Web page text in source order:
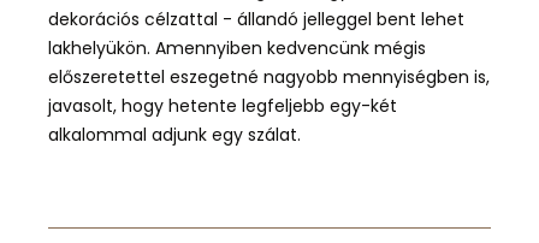
dekorációs célzattal - állandó jelleggel bent lehet
lakhelyükön. Amennyiben kedvencünk mégis
előszeretettel eszegetné nagyobb mennyiségben is,
javasolt, hogy hetente legfeljebb egy-két
alkalommal adjunk egy szálat.